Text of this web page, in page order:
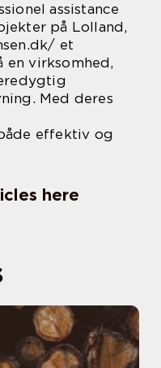
assistance
på Lolland,
et
en virksomhed,
Med deres
effektiv og
here